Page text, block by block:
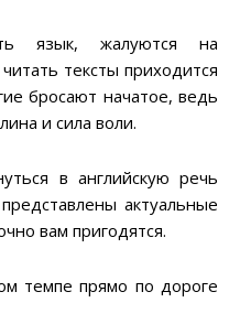
язык, жалуются на
тексты приходится
бросают начатое, ведь
и сила воли.
в английскую речь
актуальные
вам пригодятся.
темпе прямо по дороге